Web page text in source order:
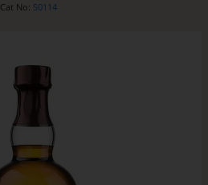
Cat No: S0114